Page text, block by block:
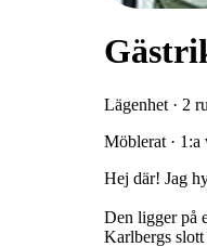
Lägenhet · 2
Möblerat · 1:a
Hej där! Jag
Den ligger på
Karlbergs slott